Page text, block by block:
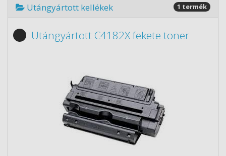
Utángyártott kellékek 1 termék
Utángyártott C4182X fekete toner